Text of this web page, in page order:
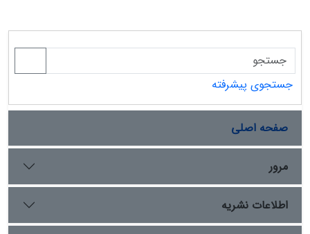
جستجوی پیشرفته
صفحه اصلی
مرور
اطلاعات نشریه